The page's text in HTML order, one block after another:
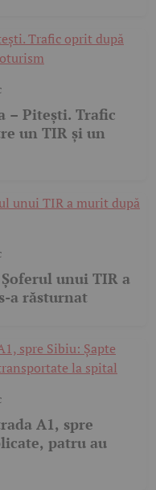
– Pitești. Trafic
un TIR și un
unui TIR a
a răsturnat
A1, spre
patru au